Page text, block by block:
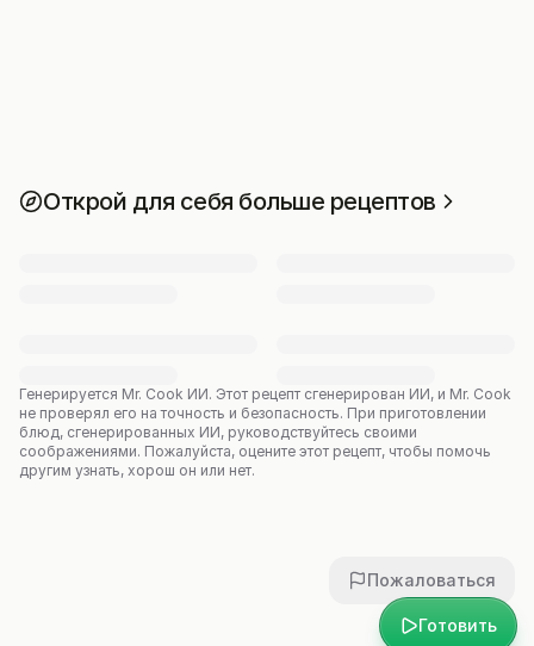
Готовить
Открой для себя больше рецептов
Генерируется Mr. Cook ИИ. Этот рецепт сгенерирован ИИ, и Mr. Cook
не проверял его на точность и безопасность. При приготовлении
блюд, сгенерированных ИИ, руководствуйтесь своими
соображениями. Пожалуйста, оцените этот рецепт, чтобы помочь
другим узнать, хорош он или нет.
Пожаловаться